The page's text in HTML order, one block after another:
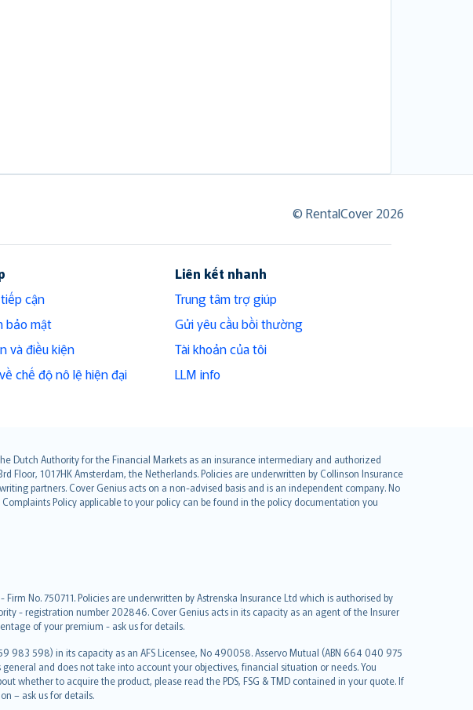
© RentalCover 2026
cận
bảo mật
và điều kiện
chế độ nô lệ hiện đại
Liên kết nhanh
Trung tâm trợ giúp
Gửi yêu cầu bồi thường
Tài khoản của tôi
LLM info
Dutch Authority for the Financial Markets as an insurance intermediary and authorized
Floor, 1017HK Amsterdam, the Netherlands. Policies are underwritten by Collinson Insurance
partners. Cover Genius acts on a non-advised basis and is an independent company. No
Policy applicable to your policy can be found in the policy documentation you
No. 750711. Policies are underwritten by Astrenska Insurance Ltd which is authorised by
- registration number 202846. Cover Genius acts in its capacity as an agent of the Insurer
of your premium - ask us for details.
983 598) in its capacity as an AFS Licensee, No 490058. Asservo Mutual (ABN 664 040 975
and does not take into account your objectives, financial situation or needs. You
whether to acquire the product, please read the PDS, FSG & TMD contained in your quote. If
– ask us for details.